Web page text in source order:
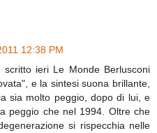
12:38 PM
ieri Le Monde Berlusconi
e la sintesi suona brillante,
sia molto peggio, dopo di lui, e
peggio che nel 1994. Oltre che
si rispecchia nelle